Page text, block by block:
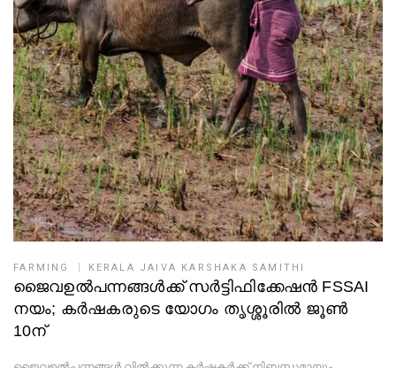
FARMING KERALA JAIVA KARSHAKA SAMITHI
ജൈവഉൽപന്നങ്ങൾക്ക് സര്‍ട്ടിഫിക്കേഷന്‍ FSSAI
നയം; കര്‍ഷകരുടെ യോഗം തൃശ്ശൂരില്‍ ജൂണ്‍
10ന്